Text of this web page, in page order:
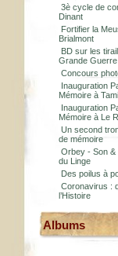
3è cycle de
Dinant
Fortifier la
Brialmont
BD sur les
Grande Guerre
Concours
Inauguration
Mémoire à
Inauguration
Mémoire à Le
Un second
de mémoire
Orbey - Son &
du Linge
Des poilus à
Coronavirus :
l’Histoire
Albums